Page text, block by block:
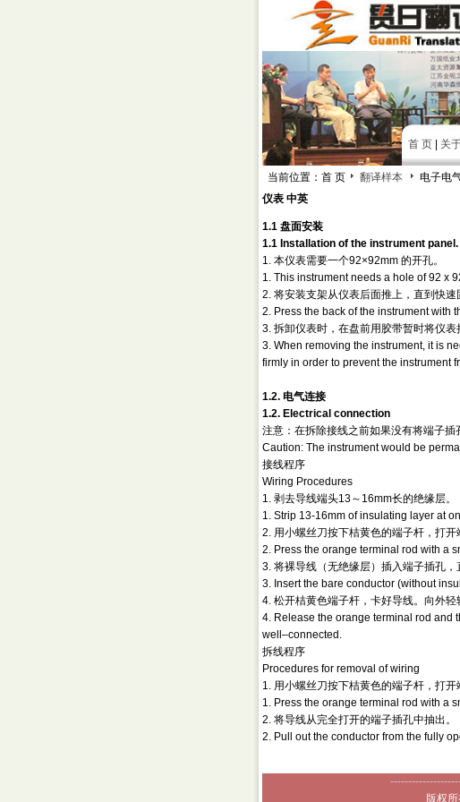
首 页 关
当前位置：首 页 翻译样本
电子电
仪表 中英
1.1 盘面安装
1.1 Installation of the instrument panel.
1. 本仪表需要一个92×92mm 的开孔。
1. This instrument needs a hole of 92 x
2. 将安装支架从仪表后面推上，直到快速
2. Press the back of the instrument with
3. 拆卸仪表时，在盘前用胶带暂时将仪
3. When removing the instrument, it is
firmly in order to prevent the instrument
1.2. 电气连接
1.2. Electrical connection
注意：在拆除接线之前如果没有将端子插
Caution: The instrument would be
接线程序
Wiring Procedures
1. 剥去导线端头13～16mm长的绝缘层。
1. Strip 13-16mm of insulating layer at
2. 用小螺丝刀按下桔黄色的端子杆，打开
2. Press the orange terminal rod with a
3. 将裸导线（无绝缘层）插入端子插孔，
3. Insert the bare conductor (without
4. 松开桔黄色端子杆，卡好导线。向外轻
4. Release the orange terminal rod and
well–connected.
拆线程序
Procedures for removal of wiring
1. 用小螺丝刀按下桔黄色的端子杆，打开
1. Press the orange terminal rod with a
2. 将导线从完全打开的端子插孔中抽出。
2. Pull out the conductor from the fully
版权